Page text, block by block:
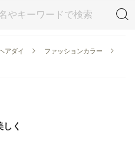
アダイ
ファッションカラー
く